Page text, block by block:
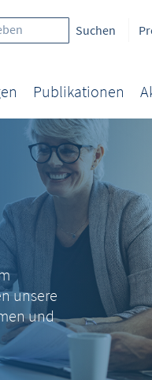
Publikationen
unsere
und